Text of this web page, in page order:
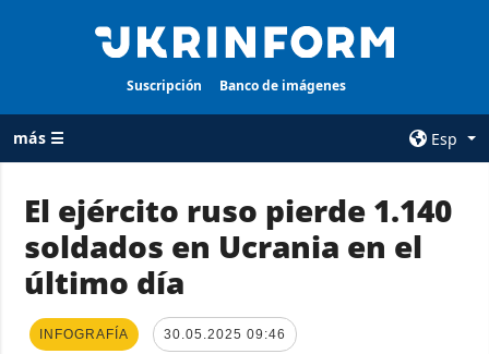
Suscripción Banco de imágenes
más ☰
Esp
TODAS LAS
CATEGORÍAS
Guerra
Reconstrucción
AGENCIA
El ejército ruso pierde 1.140
soldados en Ucrania en el
último día
INFOGRAFÍA 30.05.2025 09:46